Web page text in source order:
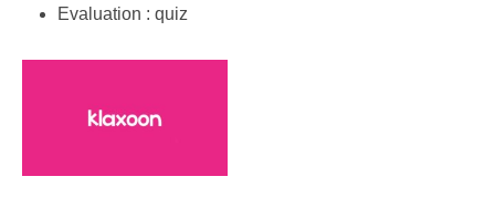
Evaluation : quiz